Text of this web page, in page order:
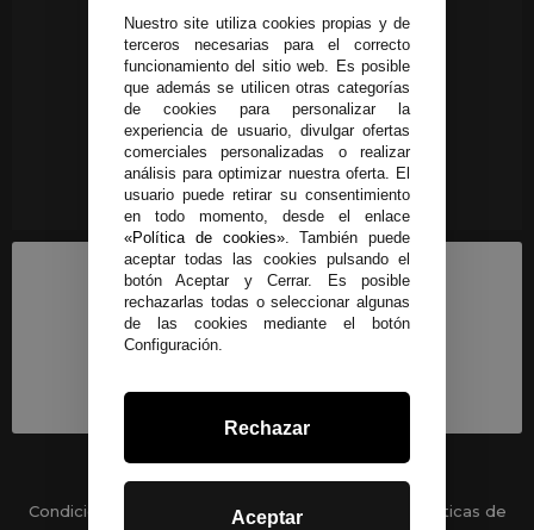
Condiciones generales Políticas de privacidad
Políticas de
Nuestro site utiliza cookies propias y de
terceros necesarias para el correcto
funcionamiento del sitio web. Es posible
que además se utilicen otras categorías
de cookies para personalizar la
experiencia de usuario, divulgar ofertas
comerciales personalizadas o realizar
análisis para optimizar nuestra oferta. El
usuario puede retirar su consentimiento
en todo momento, desde el enlace
«Política de cookies». También puede
aceptar todas las cookies pulsando el
botón Aceptar y Cerrar. Es posible
rechazarlas todas o seleccionar algunas
de las cookies mediante el botón
Configuración.
Rechazar
Aceptar